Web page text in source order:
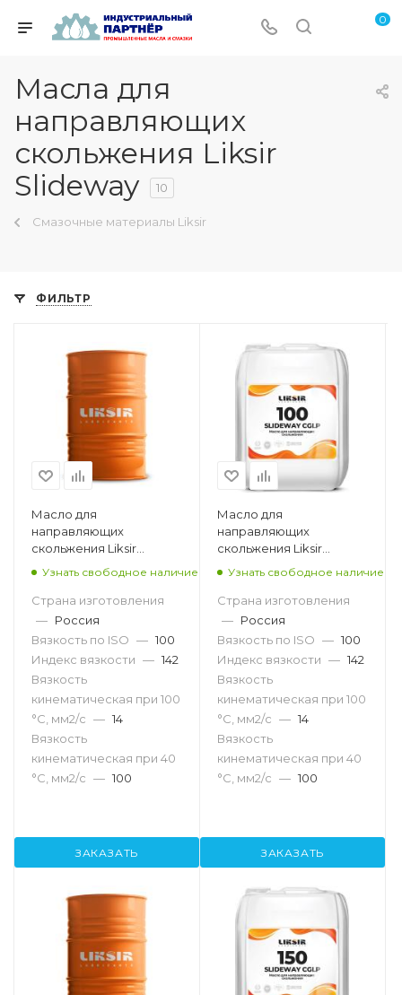
0
Масла для
направляющих
скольжения Liksir
Slideway
10
Смазочные материалы Liksir
ФИЛЬТР
Масло для
направляющих
скольжения Liksir
Slideway 100, 205л
Узнать свободное наличие
Страна изготовления
— Россия
Вязкость по ISO — 100
Индекс вязкости — 142
Вязкость
кинематическая при 100
°С, мм2/с — 14
Вязкость
кинематическая при 40
°С, мм2/с — 100
ЗАКАЗАТЬ
Масло для
направляющих
скольжения Liksir
Slideway 100, 20л
Узнать свободное наличие
Страна изготовления
— Россия
Вязкость по ISO — 100
Индекс вязкости — 142
Вязкость
кинематическая при 100
°С, мм2/с — 14
Вязкость
кинематическая при 40
°С, мм2/с — 100
ЗАКАЗАТЬ